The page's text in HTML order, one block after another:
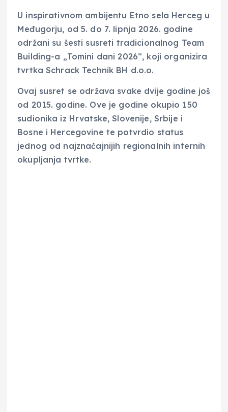
U inspirativnom ambijentu Etno sela Herceg u
Međugorju, od 5. do 7. lipnja 2026. godine
održani su šesti susreti tradicionalnog Team
Building-a „Tomini dani 2026“, koji organizira
tvrtka Schrack Technik BH d.o.o.
Ovaj susret se održava svake dvije godine još
od 2015. godine. Ove je godine okupio 150
sudionika iz Hrvatske, Slovenije, Srbije i
Bosne i Hercegovine te potvrdio status
jednog od najznačajnijih regionalnih internih
okupljanja tvrtke.